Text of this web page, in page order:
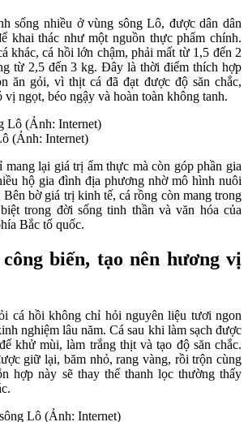
sống nhiều ở vùng sông Lô, được dân dân
khai thác như một nguồn thực phẩm chính.
khác, cá hồi lớn chậm, phải mất từ 1,5 đến 2
từ 2,5 đến 3 kg. Đây là thời điểm thích hợp
ăn gỏi, vì thịt cá đã đạt được độ săn chắc,
ngọt, béo ngậy và hoàn toàn không tanh.
(Ảnh: Internet)
mang lại giá trị ẩm thực mà còn góp phần gia
hộ gia đình địa phương nhờ mô hình nuôi
bờ giá trị kinh tế, cá rồng còn mang trong
trong đời sống tinh thần và văn hóa của
Bắc tổ quốc.
biến, tạo nên hương vị
cá hồi không chỉ hỏi nguyên liệu tươi ngon
nghiệm lâu năm. Cá sau khi làm sạch được
khử mùi, làm trắng thịt và tạo độ săn chắc.
giữ lại, băm nhỏ, rang vàng, rồi trộn cùng
hợp này sẽ thay thế thanh lọc thường thấy